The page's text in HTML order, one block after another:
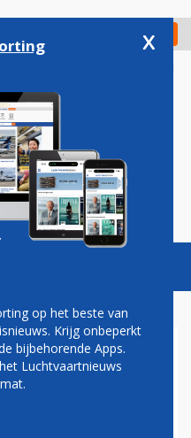
Check in
Vacatures
ORDER
MAX
x
op het beste van
Krijg onbeperkt
bijbehorende Apps.
Luchtvaartnieuws